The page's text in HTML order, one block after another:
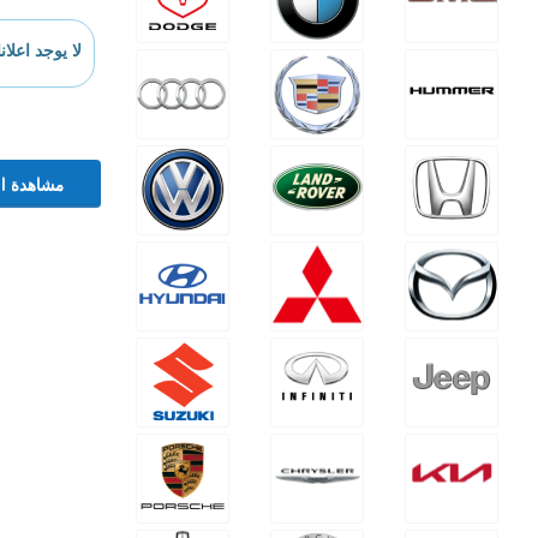
لا يوجد
مشاهدة